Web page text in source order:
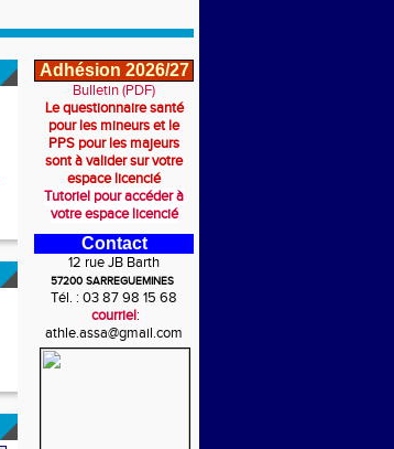
Adhésion 2026/27
Bulletin (PDF)
Le questionnaire santé
pour les mineurs et le
PPS pour les majeurs
sont à valider sur votre
espace licencié
Tutoriel pour accéder à
votre espace licencié
Contact
12 rue JB Barth
57200 SARREGUEMINES
Tél. : 03 87 98 15 68
courriel:
athle.assa@gmail.com